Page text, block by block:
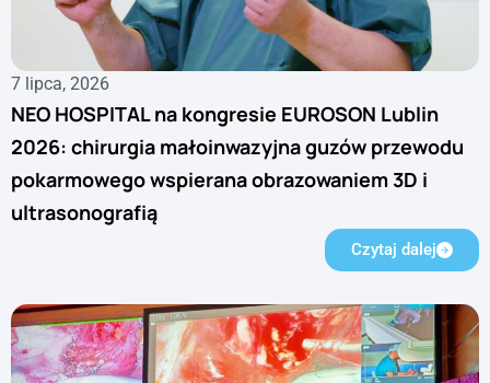
7 lipca, 2026
NEO HOSPITAL na kongresie EUROSON Lublin
2026: chirurgia małoinwazyjna guzów przewodu
pokarmowego wspierana obrazowaniem 3D i
ultrasonografią
Czytaj dalej